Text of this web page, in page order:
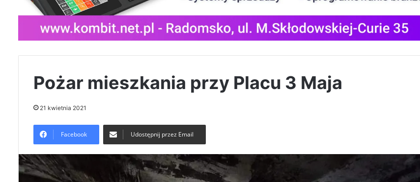
Pożar mieszkania przy Placu 3 Maja
21 kwietnia 2021
Facebook Udostępnij przez Email